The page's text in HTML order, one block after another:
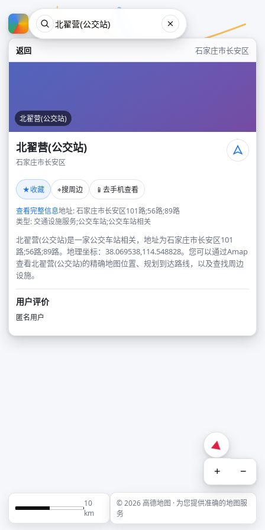
返回 石家庄市长安区
北翟营(公交站)
北翟营(公交站)
石家庄市长安区
★收藏 ⌖搜周边 📱 去手机查看
查看完整信息地址: 石家庄市长安区101路;56路;89路
类型: 交通设施服务;公交车站;公交车站相关
北翟营(公交站)是一家公交车站相关，地址为石家庄市长安区101
路;56路;89路。地理坐标：38.069538,114.548828。您可以通过Amap
查看北翟营(公交站)的精确地图位置、规划到达路线，以及查找周边
设施。
用户评价
匿名用户
+ −
10
km
© 2026 高德地图 · 为您提供准确的地图服
务